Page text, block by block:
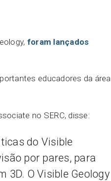
foram lançados
educadores da área
no SERC, disse:
do Visible
por pares, para
3D. O Visible Geology